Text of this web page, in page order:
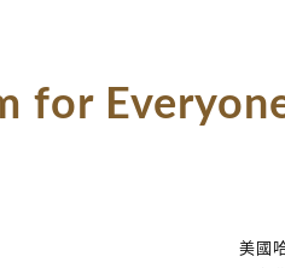
for
美國